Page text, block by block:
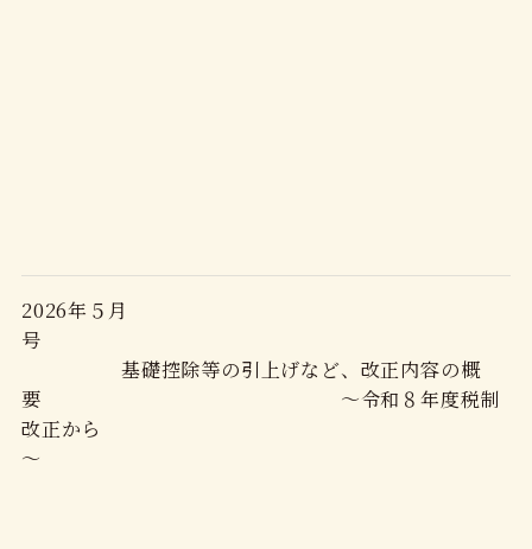
2026年５月
号
基礎控除等の引上げなど、改正内容の概
要 ～令和８年度税制
改正から
～